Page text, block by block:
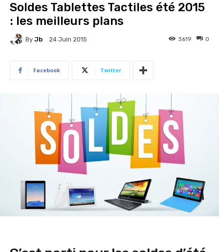
Soldes Tablettes Tactiles été 2015
: les meilleurs plans
By Jb 24 Juin 2015 0
3619
Facebook Twitter